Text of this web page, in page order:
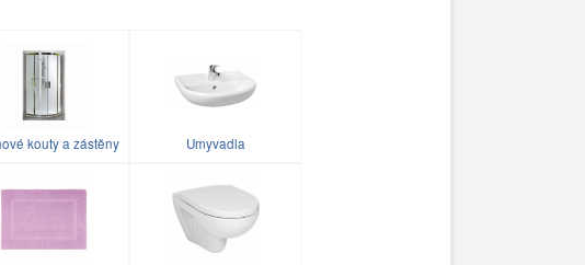
kouty a zástěny Umyvadla